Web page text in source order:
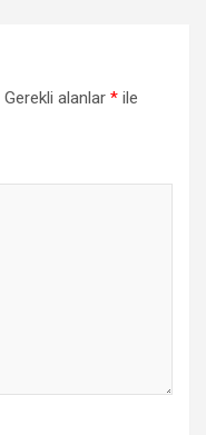
Gerekli alanlar * ile